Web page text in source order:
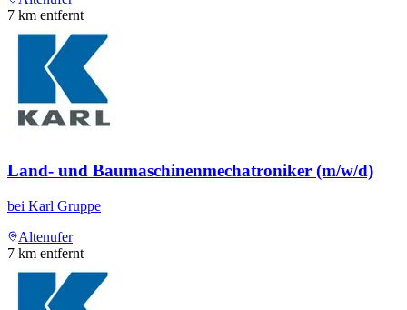
7 km entfernt
Land- und Baumaschinenmechatroniker (m/w/d)
bei Karl Gruppe
Altenufer
7 km entfernt